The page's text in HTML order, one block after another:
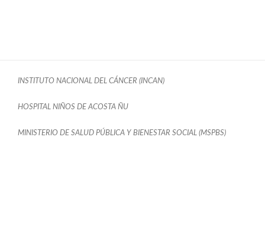
INSTITUTO NACIONAL DEL CÁNCER (INCAN)
HOSPITAL NIÑOS DE ACOSTA ÑU
MINISTERIO DE SALUD PÚBLICA Y BIENESTAR SOCIAL (MSPBS)